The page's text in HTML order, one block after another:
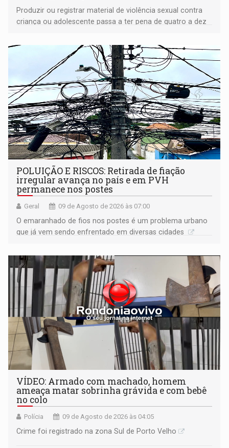
Produzir ou registrar material de violência sexual contra
criança ou adolescente passa a ter pena de quatro a dez
POLUIÇÃO E RISCOS: Retirada de fiação
irregular avança no país e em PVH
permanece nos postes
Geral 09 de Agosto de 2026 às 07:00
O emaranhado de fios nos postes é um problema urbano
que já vem sendo enfrentado em diversas cidades
VÍDEO: Armado com machado, homem
ameaça matar sobrinha grávida e com bebê
no colo
Polícia 09 de Agosto de 2026 às 04:05
Crime foi registrado na zona Sul de Porto Velho